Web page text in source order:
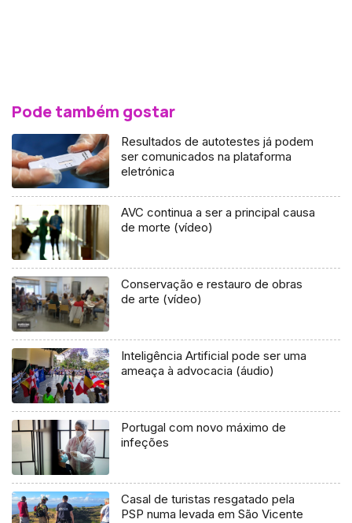
Pode também gostar
Resultados de autotestes já podem
ser comunicados na plataforma
eletrónica
AVC continua a ser a principal causa
de morte (vídeo)
Conservação e restauro de obras
de arte (vídeo)
Inteligência Artificial pode ser uma
ameaça à advocacia (áudio)
Portugal com novo máximo de
infeções
Casal de turistas resgatado pela
PSP numa levada em São Vicente